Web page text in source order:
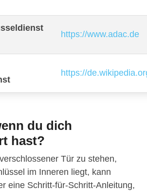
https://www.adac.de
https://
du dich
hast?
Tür zu stehen,
im Inneren liegt, kann
eine Schritt-für-Schritt-Anleitung,